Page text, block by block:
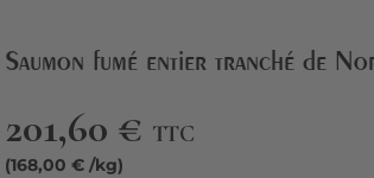
Saumon fumé entier tranché de
201,60 € TTC
(168,00 € /kg)